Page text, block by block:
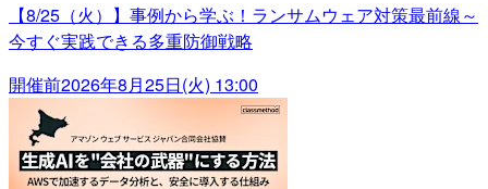
【8/25（火）】事例から学ぶ！ランサムウェア対策最前線～
今すぐ実践できる多重防御戦略
開催前2026年8月25日(火) 13:00